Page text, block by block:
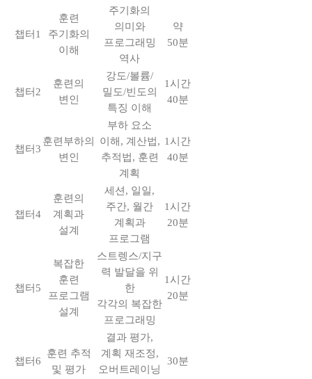
챕터1
훈련
주기화의
이해
주기화의
의미와
프로그래밍
역사
약
50분
챕터2
훈련의
변인
강도/볼륨/
밀도/빈도의
특징 이해
1시간
40분
챕터3
훈련부하의
변인
부하 요소
이해, 계산법,
추적법, 훈련
계획
1시간
40분
챕터4
훈련의
계획과
설계
세션, 일일,
주간, 월간
계획과
프로그램
1시간
20분
챕터5
복잡한
훈련
프로그램
설계
스트렝스/지구
력 발달을 위
한
각각의 복잡한
프로그래밍
1시간
20분
챕터6
훈련 추적
및 평가
결과 평가,
계획 재조정,
오버트레이닝
30분